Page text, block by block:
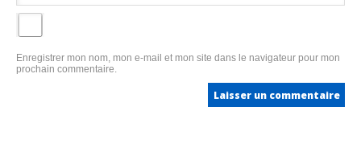
Enregistrer mon nom, mon e-mail et mon site dans le navigateur pour mon
prochain commentaire.